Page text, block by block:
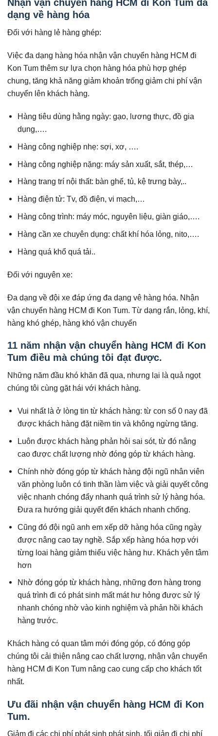
Nhận vận chuyển hàng HCM đi Kon Tum đa
dạng về hàng hóa
Đối với hàng lẻ hàng ghép:
Việc đa dạng hàng hóa nhận vận chuyển hàng HCM đi
Kon Tum thêm sự lựa chọn hàng hóa phù hợp ghép
chung, tăng khả năng giảm khoản trống giảm chi phí vận
chuyển lên khách hàng.
Hàng tiêu dùng hằng ngày: gạo, lương thực, đồ gia
dụng,….
Hàng công nghiệp nhẹ: sợi, xơ, ….
Hàng công nghiệp nặng: máy sản xuất, sắt, thép,…
Hàng trang trí nội thất: bàn ghế, tủ, kệ trưng bày,..
Hàng điện tử: Tv, đồ điện, vi mạch,…
Hàng công trình: máy móc, nguyên liệu, giàn giáo,….
Hàng cần xe chuyên dụng: chất khí hóa lỏng, nito,….
Hàng quá khổ quá tải..
Đối với nguyên xe:
Đa dạng về đội xe đáp ứng đa dạng vê hàng hóa. Nhận
vận chuyển hàng HCM đi Kon Tum. Từ dạng rắn, lỏng, khí,
hàng khó ghép, hàng khó vận chuyển
11 năm nhận vận chuyển hàng HCM đi Kon
Tum điều mà chúng tôi đạt được.
Những năm đầu khó khăn đã qua, nhưng lại là quả ngọt
chúng tôi cùng gặt hái với khách hàng.
Vui nhất là ở lòng tin từ khách hàng: từ con số 0 nay đã
được khách hàng đặt niềm tin và không ngừng tăng.
Luôn được khách hàng phản hỏi sai sót, từ đó nâng
cao được chất lượng nhờ đóng góp từ khách hàng.
Chính nhờ đóng góp từ khách hàng đội ngũ nhân viên
văn phòng luôn có tinh thần làm việc và giải quyết công
việc nhanh chóng đẩy nhanh quá trình sử lý hàng hóa.
Đưa ra hướng giải quyết đến khách nhanh chống.
Cũng đó đội ngũ anh em xếp dỡ hàng hóa cũng ngày
được nâng cao tay nghề. Sắp xếp hàng hóa hợp với
từng loai hàng giảm thiểu việc hàng hư. Khách yên tâm
hơn
Nhờ đóng góp từ khách hàng, những đơn hàng trong
quá trình đi có phát sinh mất mát hư hỏng được sử lý
nhanh chóng nhờ vào kinh nghiệm và phản hồi khách
hàng trước.
Khách hàng có quan tâm mới đóng góp, có đóng góp
chúng tôi cải thiện nâng cao chất lượng, nhận vận chuyển
hàng HCM đi Kon Tum nâng cao cung cấp cho khách tốt
nhất.
Ưu đãi nhận vận chuyển hàng HCM đi Kon
Tum.
Giảm đi các chi phí phát sinh phát sinh, tối giản đi chi phí